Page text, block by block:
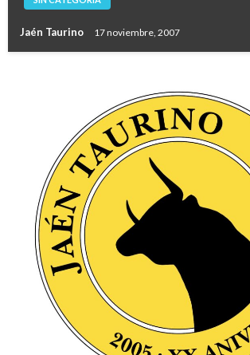
Jaén Taurino 17 noviembre, 2007